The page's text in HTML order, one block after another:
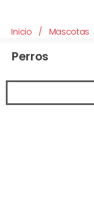
Inicio / Mascotas
Perros